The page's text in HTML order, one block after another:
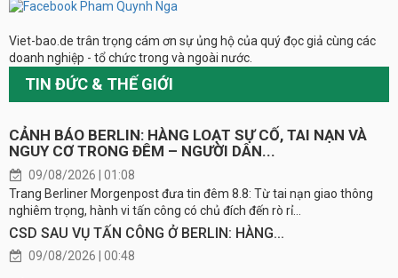
Viet-bao.de trân trọng cám ơn sự ủng hộ của quý đọc giả cùng các
doanh nghiệp - tổ chức trong và ngoài nước.
TIN ĐỨC & THẾ GIỚI
CẢNH BÁO BERLIN: HÀNG LOẠT SỰ CỐ, TAI NẠN VÀ
NGUY CƠ TRONG ĐÊM – NGƯỜI DÂN...
09/08/2026 | 01:08
Trang Berliner Morgenpost đưa tin đêm 8.8: Từ tai nạn giao thông
nghiêm trọng, hành vi tấn công có chủ đích đến rò rỉ...
CSD SAU VỤ TẤN CÔNG Ở BERLIN: HÀNG...
09/08/2026 | 00:48